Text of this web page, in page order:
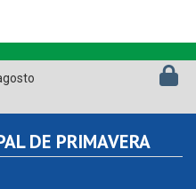
DE PRIMAVERA